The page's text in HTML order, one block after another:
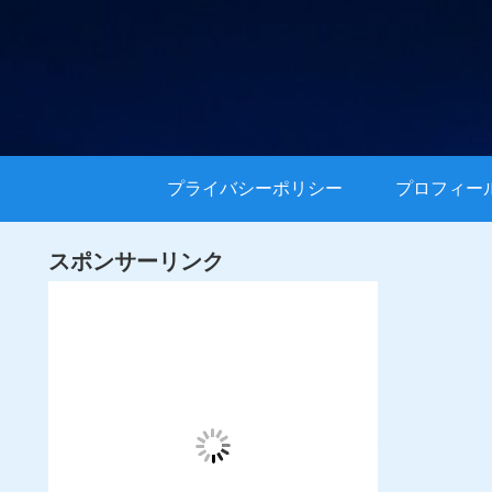
プライバシーポリシー プロフィー
スポンサーリンク